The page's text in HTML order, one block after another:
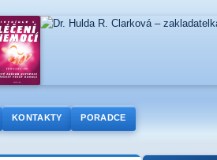
KONTAKTY PORADCE